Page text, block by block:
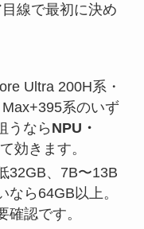
線で最初に決め
Ultra 200H系・
系のいず
うなら NPU・
効きます。
32GB、7B〜13B
ら64GB以上。
認です。